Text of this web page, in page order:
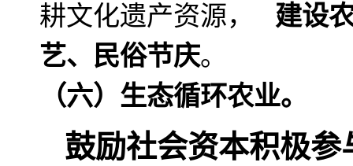
耕文化遗产资源， 建设
艺、民俗节庆。
（六）生态循环农业。
鼓励社会资本积极